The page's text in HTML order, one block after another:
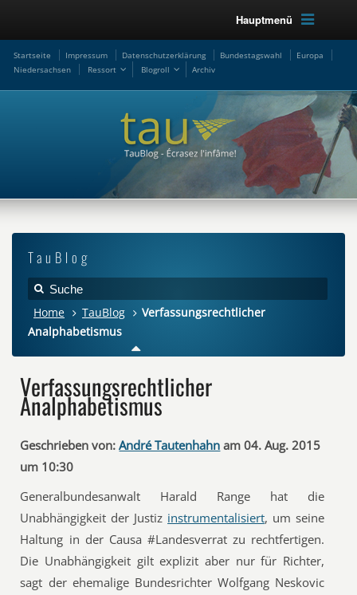
Hauptmenü
Startseite Impressum Datenschutzerklärung Bundestagswahl
Europa
Niedersachsen
Ressort Blogroll Archiv
TauBlog
Home TauBlog
Verfassungsrechtlicher
Analphabetismus
Verfassungsrechtlicher
Analphabetismus
Geschrieben von: André Tautenhahn am 04. Aug. 2015
um 10:30
Generalbundesanwalt Harald Range hat die
Unabhängigkeit der Justiz instrumentalisiert, um seine
Haltung in der Causa #Landesverrat zu rechtfertigen.
Die Unabhängigkeit gilt explizit aber nur für Richter,
sagt der ehemalige Bundesrichter Wolfgang Neskovic